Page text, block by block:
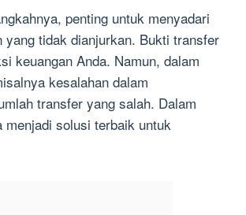
penting untuk menyadari
tidak dianjurkan. Bukti transfer
keuangan Anda. Namun, dalam
kesalahan dalam
transfer yang salah. Dalam
solusi terbaik untuk